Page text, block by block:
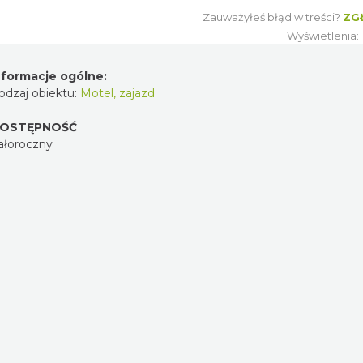
Zauważyłeś błąd w treści?
Wyświetlenia:
ogólne:
obiektu: Motel, zajazd